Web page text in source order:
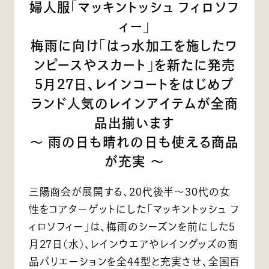
婦人服「マッキントッシュ フィロソフ
ィー」
梅雨に向け「はっ水加工を施したワ
ンピースやスカート」を新たに発売
5月27日、レインコートをはじめブ
ランド人気のレインアイテムが全商
品出揃います
～ 雨の日も晴れの日も使える商品
が充実 ～
三陽商会が展開する、20代後半～30代の女
性をコアターゲットにした「マッキントッシュ フ
ィロソフィー」は、梅雨のシーズンを前にした5
月27日(水)、レインウエアやレイングッズの商
品バリエーションを全44型と充実させ、全国百